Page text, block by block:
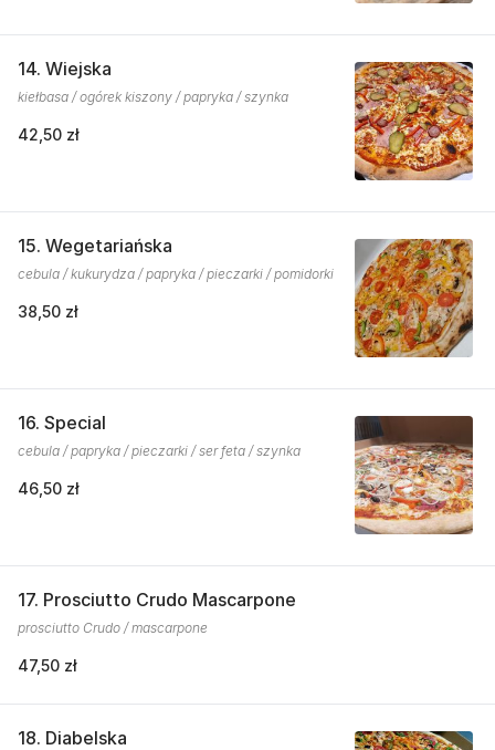
14. Wiejska
kiełbasa / ogórek kiszony / papryka / szynka
42,50 zł
15. Wegetariańska
cebula / kukurydza / papryka / pieczarki / pomidorki
38,50 zł
16. Special
cebula / papryka / pieczarki / ser feta / szynka
46,50 zł
17. Prosciutto Crudo Mascarpone
prosciutto Crudo / mascarpone
47,50 zł
18. Diabelska